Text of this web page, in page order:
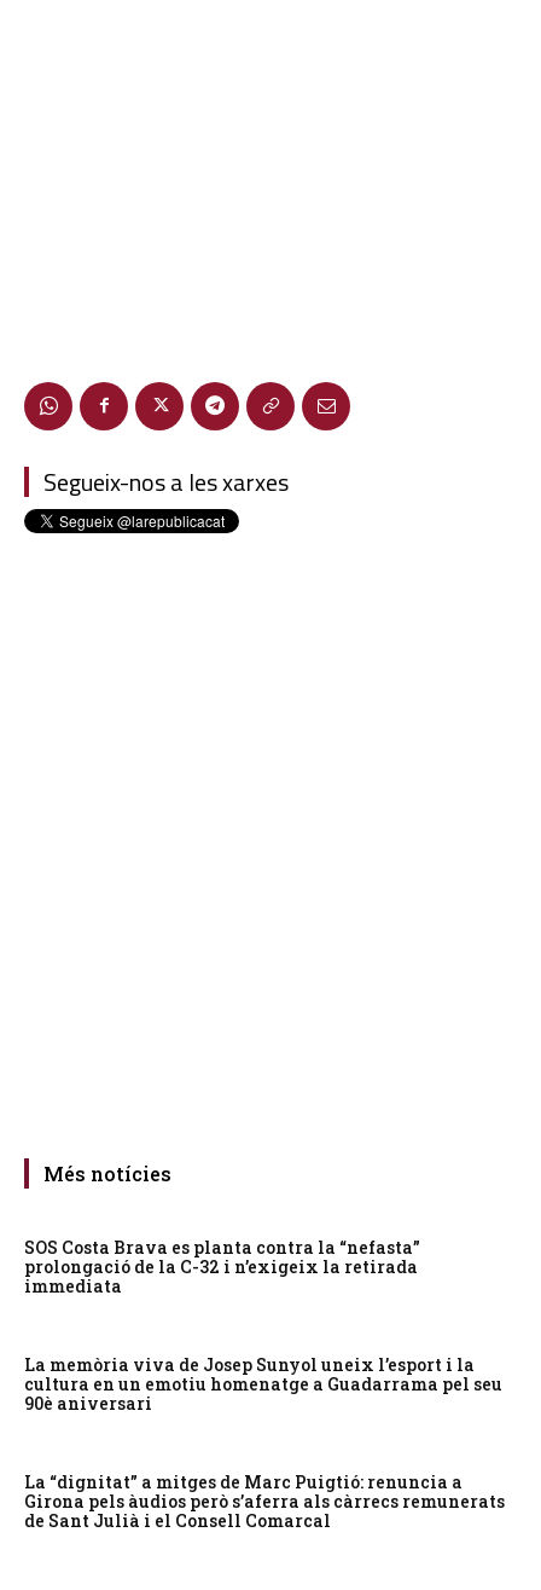
Segueix-nos a les xarxes
Més notícies
SOS Costa Brava es planta contra la “nefasta”
prolongació de la C-32 i n’exigeix la retirada
immediata
La memòria viva de Josep Sunyol uneix l’esport i la
cultura en un emotiu homenatge a Guadarrama pel seu
90è aniversari
La “dignitat” a mitges de Marc Puigtió: renuncia a
Girona pels àudios però s’aferra als càrrecs remunerats
de Sant Julià i el Consell Comarcal